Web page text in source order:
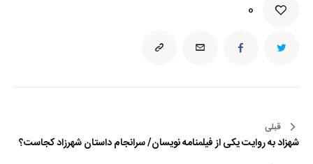
0
راهبری
نوشته
قبلی
شهزاد به روایت یکی از فیلمنامه نویسان/ سرانجام داستان شهرزاد کجاست؟